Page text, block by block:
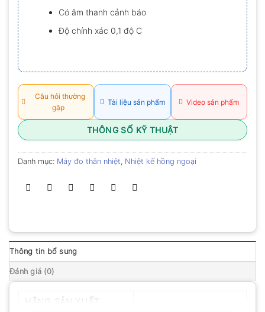
Có âm thanh cảnh báo
Độ chính xác 0,1 độ C
Câu hỏi thường
gặp
Tài liệu sản phẩm Video sản phẩm
THÔNG SỐ KỸ THUẬT
Danh mục: Máy đo thân nhiệt, Nhiệt kế hồng ngoại
Thông tin bổ sung
Đánh giá (0)